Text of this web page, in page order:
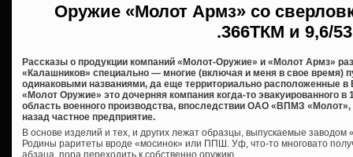
Оружие «Молот Армз» со
.366ТКМ и 9,6/53
Рассказы о продукции компаний «Молот-Оружие» и «Молот Армз»
«Калашников» специально — многие (включая и меня в свое время)
одинаковыми названиями, да еще территориально расположенные в
«Молот Оружие» это дочерняя компания когда-то эвакуированного в
область военного производства, впоследствии ОАО «ВПМЗ
назад частное предприятие.
В основе изделий и тех, и других лежат образцы, выпускаемые
Родины раритеты вроде «мосинок» или ППШ. Уф, что-то многовато
абзаца, пора переходить к собственно оружию.